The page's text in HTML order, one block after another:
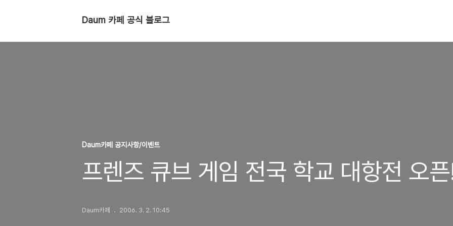
Daum 카페 공식 블로그
Daum카페 공지사항/이벤트
프렌즈 큐브 게임 전국 학교 대항전 오
Daum카페 2006. 3. 2. 10:45